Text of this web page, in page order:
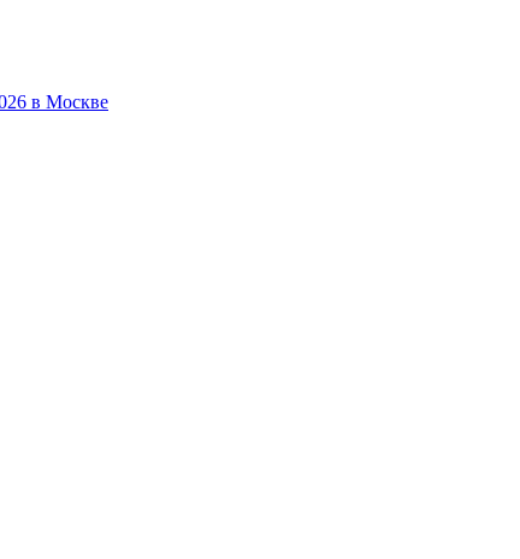
в Москве